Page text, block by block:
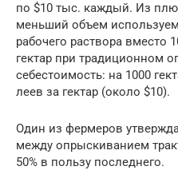
по $10 тыс. каждый. Из
меньший объем
рабочего раствора вместо
гектар при традиционном
себестоимость: на 1000
леев за гектар (около $10).
Один из фермеров
между опрыскиванием
50% в пользу последнего.